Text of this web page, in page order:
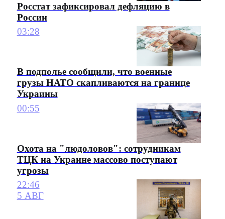
Росстат зафиксировал дефляцию в
России
03:28
В подполье сообщили, что военные
грузы НАТО скапливаются на границе
Украины
00:55
Охота на "людоловов": сотрудникам
ТЦК на Украине массово поступают
угрозы
22:46
5 АВГ